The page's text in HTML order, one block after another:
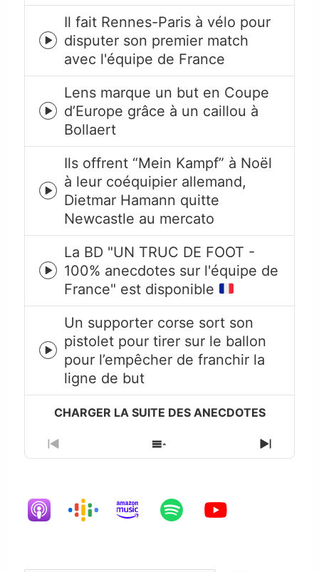
Episode
play
icon
Il fait Rennes-Paris à vélo pour
disputer son premier match
avec l'équipe de France
Episode
play
icon
Lens marque un but en Coupe
d’Europe grâce à un caillou à
Bollaert
Episode
play
icon
Ils offrent “Mein Kampf” à Noël
à leur coéquipier allemand,
Dietmar Hamann quitte
Newcastle au mercato
Episode
play
icon
La BD "UN TRUC DE FOOT -
100% anecdotes sur l'équipe de
France" est disponible
Episode
play
icon
Un supporter corse sort son
pistolet pour tirer sur le ballon
pour l’empêcher de franchir la
ligne de but
Previous
Episode
Show
Episodes
Next
Episode